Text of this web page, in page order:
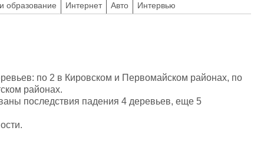
образование Интернет Авто Интервью
по 2 в Кировском и Первомайском районах, по
районах.
последствия падения 4 деревьев, еще 5